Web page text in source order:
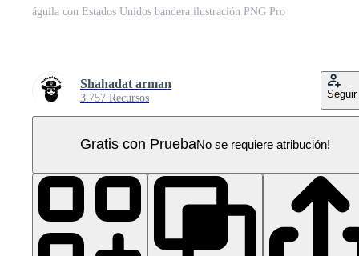
águila con Estados Unidos bandera ilustración PNG Pro
Shahadat arman
3.757 Recursos Seguir
Gratis con PruebaNo se requiere atribución!